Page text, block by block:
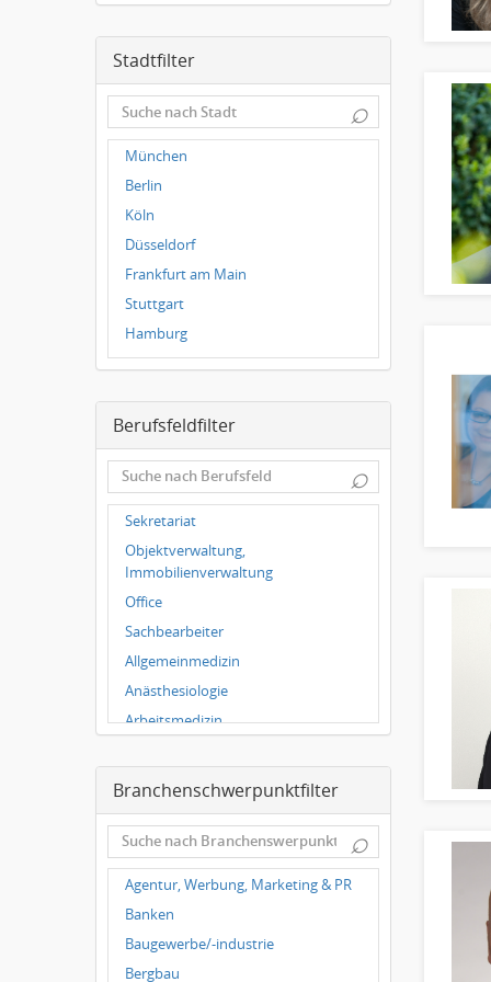
Stadtfilter
⌕
München
Berlin
Köln
Düsseldorf
Frankfurt am Main
Stuttgart
Hamburg
Frankfurt
Magdeburg
Leipzig
Dortmund
Wuppertal
Hallbergmoos
Würzburg
Grünwald
Ulm
Bielefeld
Hannover
Duisburg
Berufsfeldfilter
⌕
Sekretariat
Objektverwaltung,
Immobilienverwaltung
Office
Sachbearbeiter
Allgemeinmedizin
Anästhesiologie
Arbeitsmedizin
Chirurgie
Frauenheilkunde, Geburtshilfe
Hals-Nasen-Ohrenheilkunde
Hautkrankheiten,
Geschlechtskrankheiten
Hygienemedizin, Umweltmedizin
Innere Medizin
Branchenschwerpunktfilter
⌕
Agentur, Werbung, Marketing & PR
Banken
Baugewerbe/-industrie
Bergbau